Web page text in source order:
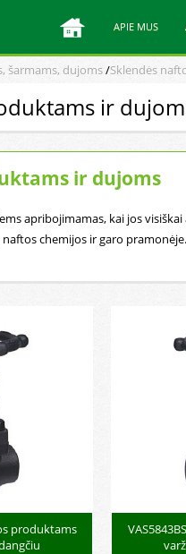
APIE MUS
šarmams, dujoms/Sklendės
ir
ir dujoms
apribojimamas, kai jos
chemijos ir garo pramonėje.
produktams